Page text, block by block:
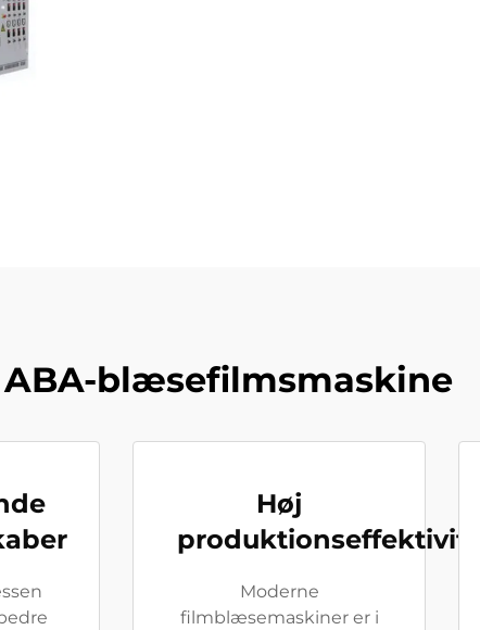
ABA-blæsefilmsmaskine
Høj
produktionseffektivitet
Moderne
filmblæsemaskiner er i